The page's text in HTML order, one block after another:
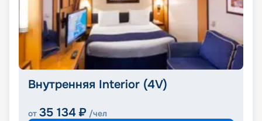
Внутренняя Interior (4V)
от 35 134 ₽ /чел